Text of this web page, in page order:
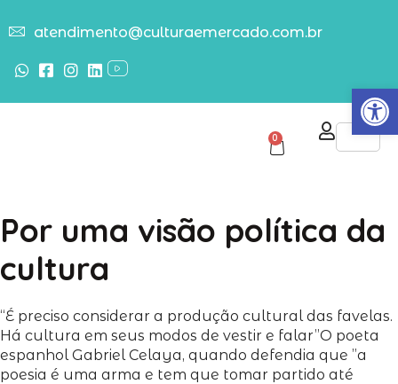
Abrir
atendimento@culturaemercado.com.br
0
Por uma visão política da
cultura
“É preciso considerar a produção cultural das favelas.
Há cultura em seus modos de vestir e falar”O poeta
espanhol Gabriel Celaya, quando defendia que ”a
poesia é uma arma e tem que tomar partido até